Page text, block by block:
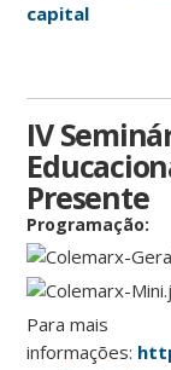
capital
IV
Presente
Programação:
Para mais
informações: